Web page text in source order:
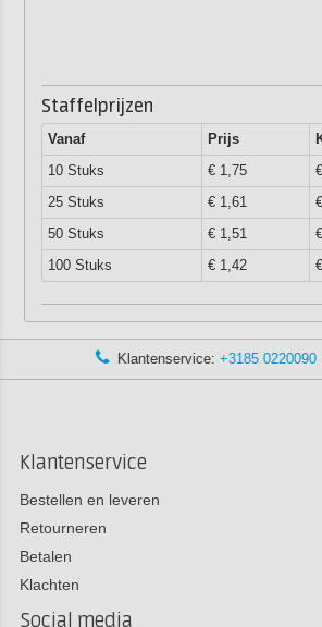
Staffelprijzen
Vanaf Prijs
10 Stuks
€ 1,75
25 Stuks
€ 1,61
50 Stuks
€ 1,51
100 Stuks
€ 1,42
Klantenservice
Bestellen en leveren
Retourneren
Betalen
Klachten
Social media